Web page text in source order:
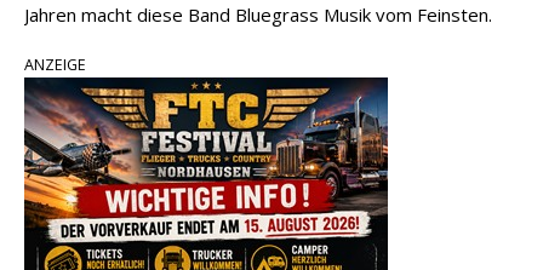
Jahren macht diese Band Bluegrass Musik vom Feinsten.
ANZEIGE